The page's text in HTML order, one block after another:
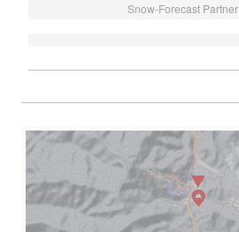
Snow-Forecast